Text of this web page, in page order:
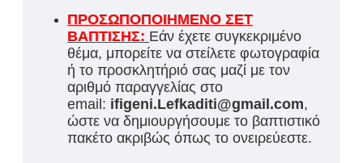
ΠΡΟΣΩΠΟΠΟΙΗΜΕΝΟ ΣΕΤ
ΒΑΠΤΙΣΗΣ: Εάν έχετε συγκεκριμένο
θέμα, μπορείτε να στείλετε φωτογραφία
ή το προσκλητήριό σας μαζί με τον
αριθμό παραγγελίας στο
email: ifigeni.Lefkaditi@gmail.com,
ώστε να δημιουργήσουμε το βαπτιστικό
πακέτο ακριβώς όπως το ονειρεύεστε.